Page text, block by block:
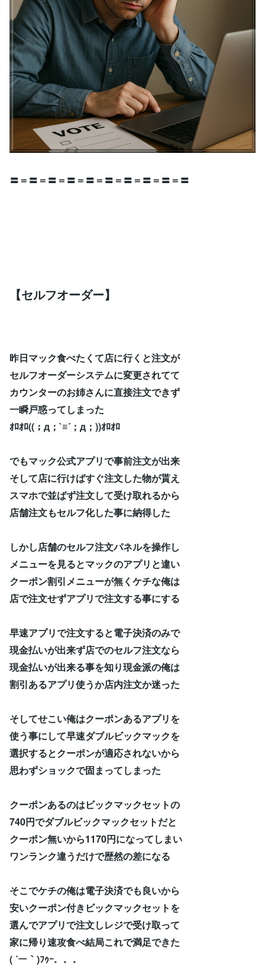
〓＝〓＝〓＝〓＝〓＝〓＝〓＝〓＝〓＝〓
【セルフオーダー】
昨日マック食べたくて店に行くと注文が
セルフオーダーシステムに変更されてて
カウンターのお姉さんに直接注文できず
一瞬戸惑ってしまった
ｵﾛｵﾛ((；д；`≡´；д；))ｵﾛｵﾛ
でもマック公式アプリで事前注文が出来
そして店に行けばすぐ注文した物が貰え
スマホで並ばず注文して受け取れるから
店舗注文もセルフ化した事に納得した
しかし店舗のセルフ注文パネルを操作し
メニューを見るとマックのアプリと違い
クーポン割引メニューが無くケチな俺は
店で注文せずアプリで注文する事にする
早速アプリで注文すると電子決済のみで
現金払いが出来ず店でのセルフ注文なら
現金払いが出来る事を知り現金派の俺は
割引あるアプリ使うか店内注文か迷った
そしてせこい俺はクーポンあるアプリを
使う事にして早速ダブルビックマックを
選択するとクーポンが適応されないから
思わずショックで固まってしまった
クーポンあるのはビックマックセットの
740円でダブルビックマックセットだと
クーポン無いから1170円になってしまい
ワンランク違うだけで歴然の差になる
そこでケチの俺は電子決済でも良いから
安いクーポン付きビックマックセットを
選んでアプリで注文しレジで受け取って
家に帰り速攻食べ結局これで満足できた
( ´ー｀)ﾌｩｰ．．．